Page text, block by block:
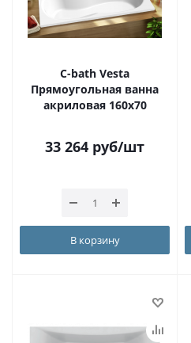
С-bath Vesta
Прямоугольная ванна
акриловая 160х70
33 264 руб/шт
В корзину